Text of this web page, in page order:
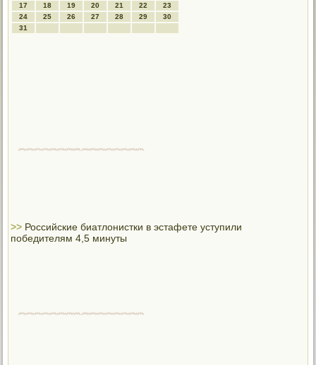
17
18 19 20 21 22
23
24
25 26 27 28 29
30
31
>> Российские биатлонистки в эстафете уступили
победителям 4,5 минуты